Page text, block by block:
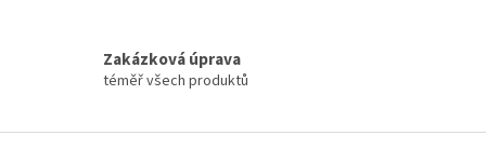
Zakázková úprava
téměř všech produktů